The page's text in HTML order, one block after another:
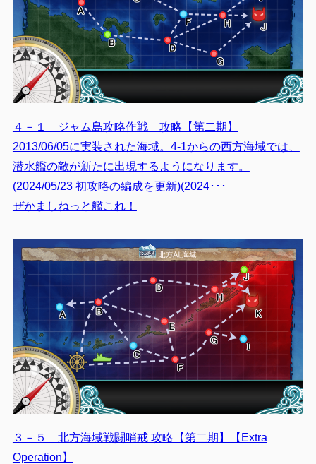
４－１ ジャム島攻略作戦 攻略【第二期】
2013/06/05に実装された海域。4-1からの西方海域では、
潜水艦の敵が新たに出現するようになります。
(2024/05/23 初攻略の編成を更新)(2024･･･
ぜかましねっと艦これ！
３－５ 北方海域戦闘哨戒 攻略【第二期】【Extra
Operation】